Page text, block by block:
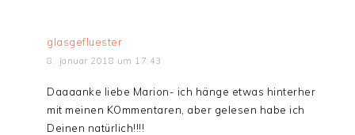
glasgefluester
8. Januar 2018 um 17:43
Daaaanke liebe Marion- ich hänge etwas hinterher
mit meinen KOmmentaren, aber gelesen habe ich
Deinen natürlich!!!!